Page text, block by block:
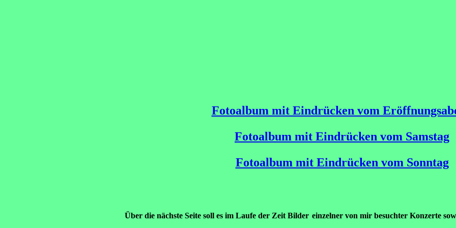
Fotoalbum mit Eindrücken vom
Fotoalbum mit Eindrücken vom Samstag
Fotoalbum mit Eindrücken vom Sonntag
Über die nächste Seite soll es im Laufe der Zeit Bilder einzelner von mir besuchter Konzerte